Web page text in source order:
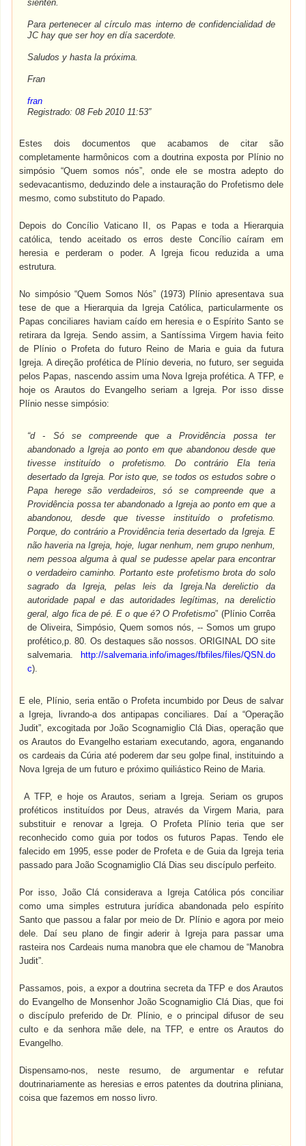
sienten.
Para pertenecer al círculo mas interno de confidencialidad de
JC hay que ser hoy en día sacerdote.
Saludos y hasta la próxima.
Fran
fran
Registrado: 08 Feb 2010 11:53”
Estes dois documentos que acabamos de citar são
completamente harmônicos com a doutrina exposta por Plínio no
simpósio “Quem somos nós”, onde ele se mostra adepto do
sedevacantismo, deduzindo dele a instauração do Profetismo dele
mesmo, como substituto do Papado.
Depois do Concílio Vaticano II, os Papas e toda a Hierarquia
católica, tendo aceitado os erros deste Concílio caíram em
heresia e perderam o poder. A Igreja ficou reduzida a uma
estrutura.
No simpósio “Quem Somos Nós” (1973) Plínio apresentava sua
tese de que a Hierarquia da Igreja Católica, particularmente os
Papas conciliares haviam caído em heresia e o Espírito Santo se
retirara da Igreja. Sendo assim, a Santíssima Virgem havia feito
de Plínio o Profeta do futuro Reino de Maria e guia da futura
Igreja. A direção profética de Plínio deveria, no futuro, ser seguida
pelos Papas, nascendo assim uma Nova Igreja profética. A TFP, e
hoje os Arautos do Evangelho seriam a Igreja. Por isso disse
Plínio nesse simpósio:
“d - Só se compreende que a Providência possa ter
abandonado a Igreja ao ponto em que abandonou desde que
tivesse instituído o profetismo. Do contrário Ela teria
desertado da Igreja. Por isto que, se todos os estudos sobre o
Papa herege são verdadeiros, só se compreende que a
Providência possa ter abandonado a Igreja ao ponto em que a
abandonou, desde que tivesse instituído o profetismo.
Porque, do contrário a Providência teria desertado da Igreja. E
não haveria na Igreja, hoje, lugar nenhum, nem grupo nenhum,
nem pessoa alguma à qual se pudesse apelar para encontrar
o verdadeiro caminho. Portanto este profetismo brota do solo
sagrado da Igreja, pelas leis da Igreja.Na derelictio da
autoridade papal e das autoridades legítimas, na derelictio
geral, algo fica de pé. E o que é? O Profetismo” (Plínio Corrêa
de Oliveira, Simpósio, Quem somos nós, -- Somos um grupo
profético,p. 80. Os destaques são nossos. ORIGINAL DO site
salvemaria.
http://salvemaria.info/images/fbfiles/files/QSN.do
c).
E ele, Plínio, seria então o Profeta incumbido por Deus de salvar
a Igreja, livrando-a dos antipapas conciliares. Daí a “Operação
Judit”, excogitada por João Scognamiglio Clá Dias, operação que
os Arautos do Evangelho estariam executando, agora, enganando
os cardeais da Cúria até poderem dar seu golpe final, instituindo a
Nova Igreja de um futuro e próximo quiliástico Reino de Maria.
A TFP, e hoje os Arautos, seriam a Igreja. Seriam os grupos
proféticos instituídos por Deus, através da Virgem Maria, para
substituir e renovar a Igreja. O Profeta Plínio teria que ser
reconhecido como guia por todos os futuros Papas. Tendo ele
falecido em 1995, esse poder de Profeta e de Guia da Igreja teria
passado para João Scognamiglio Clá Dias seu discípulo perfeito.
Por isso, João Clá considerava a Igreja Católica pós conciliar
como uma simples estrutura jurídica abandonada pelo espírito
Santo que passou a falar por meio de Dr. Plínio e agora por meio
dele. Daí seu plano de fingir aderir à Igreja para passar uma
rasteira nos Cardeais numa manobra que ele chamou de “Manobra
Judit”.
Passamos, pois, a expor a doutrina secreta da TFP e dos Arautos
do Evangelho de Monsenhor João Scognamiglio Clá Dias, que foi
o discípulo preferido de Dr. Plínio, e o principal difusor de seu
culto e da senhora mãe dele, na TFP, e entre os Arautos do
Evangelho.
Dispensamo-nos, neste resumo, de argumentar e refutar
doutrinariamente as heresias e erros patentes da doutrina pliniana,
coisa que fazemos em nosso livro.